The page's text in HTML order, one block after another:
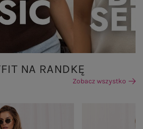
NA RANDKĘ
Zobacz wszystko